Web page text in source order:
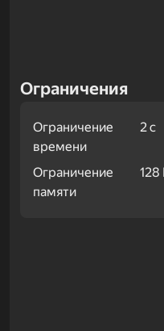
Ограничения
Ограничение
времени
2 с
Ограничение
памяти